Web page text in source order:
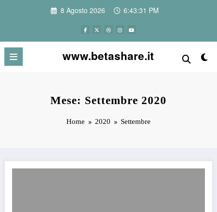
8 Agosto 2026 6:43:32 PM
www.betashare.it
Mese: Settembre 2020
Home 2020 Settembre